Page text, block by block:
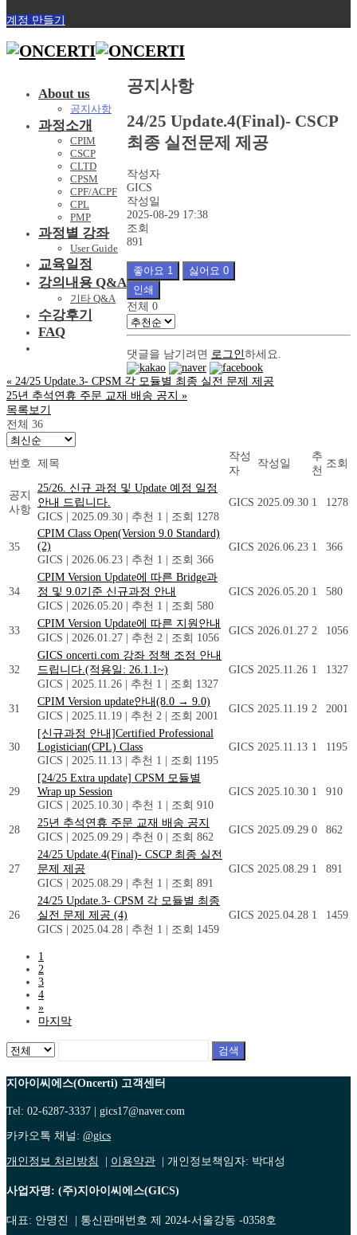
계정 만들기
About us
공지사항
과정소개
CPIM
CSCP
CLTD
CPSM
CPF/ACPF
CPL
PMP
과정별 강좌
User Guide
교육일정
강의내용 Q&A
기타 Q&A
수강후기
FAQ
공지사항
24/25 Update.4(Final)- CSCP
최종 실전문제 제공
작성자
GICS
작성일
2025-08-29 17:38
조회
891
좋아요 1 싫어요 0
인쇄
전체 0
댓글을 남기려면 로그인하세요.
« 24/25 Update.3- CPSM 각 모듈별 최종 실전 문제 제공
25년 추석연휴 주문 교재 배송 공지 »
목록보기
전체 36
번호 제목
작성
자
작성일
추
천
조회
공지
사항
25/26. 신규 과정 및 Update 예정 일정
안내 드립니다.
GICS
2025.09.30 추천 1 조회 1278
GICS 2025.09.30 1 1278
35
CPIM Class Open(Version 9.0 Standard)
(2)
GICS
2026.06.23 추천 1 조회 366
GICS 2026.06.23 1 366
34
CPIM Version Update에 따른 Bridge과
정 및 9.0기준 신규과정 안내
GICS
2026.05.20 추천 1 조회 580
GICS 2026.05.20 1 580
33
CPIM Version Update에 따른 지원안내
GICS
2026.01.27 추천 2 조회 1056
GICS 2026.01.27 2 1056
32
GICS oncerti.com 강좌 정책 조정 안내
드립니다.(적용일: 26.1.1~)
GICS
2025.11.26 추천 1 조회 1327
GICS 2025.11.26 1 1327
31
CPIM Version update안내(8.0 → 9.0)
GICS
2025.11.19 추천 2 조회 2001
GICS 2025.11.19 2 2001
30
[신규과정 안내]Certified Professional
Logistician(CPL) Class
GICS
2025.11.13 추천 1 조회 1195
GICS 2025.11.13 1 1195
29
[24/25 Extra update] CPSM 모듈별
Wrap up Session
GICS
2025.10.30 추천 1 조회 910
GICS 2025.10.30 1 910
28
25년 추석연휴 주문 교재 배송 공지
GICS
2025.09.29 추천 0 조회 862
GICS 2025.09.29 0 862
27
24/25 Update.4(Final)- CSCP 최종 실전
문제 제공
GICS
2025.08.29 추천 1 조회 891
GICS 2025.08.29 1 891
26
24/25 Update.3- CPSM 각 모듈별 최종
실전 문제 제공 (4)
GICS
2025.04.28 추천 1 조회 1459
GICS 2025.04.28 1 1459
1
2
3
4
»
마지막
검색
지아이씨에스(Oncerti) 고객센터
Tel: 02-6287-3337 | gics17@naver.com
카카오톡 채널: @gics
개인정보 처리방침 이용약관 | 개인정보책임자: 박대성
사업자명: (주)지아이씨에스(GICS)
대표: 안명진 | 통신판매번호 제 2024-서울강동 -0358호